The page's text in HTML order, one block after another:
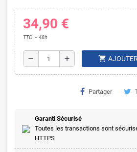
34,90 €
TTC 48h
remove add shopping_cart
Partager
Garanti Sécurisé
Toutes les transactions sont
HTTPS